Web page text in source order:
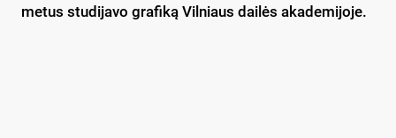
metus studijavo grafiką Vilniaus dailės akademijoje.